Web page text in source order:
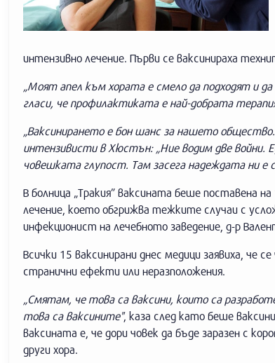
интензивно лечение. Първи се ваксинираха
„Моят апел към хората е смело да подходят и
гласи, че профилактиката е най-добрата
„Ваксинирането е бон шанс за нашето
интензивисти в Хюстън: „Ние водим две войни.
човешката глупост. Там засега надеждата ни е
В болница „Тракия” ваксината беше поставена
лечение, което обгрижва тежките случаи с
инфекционист на лечебното заведение, д-р
Всички 15 ваксинирани днес медици заявиха, че
странични ефекти или неразположения.
„Смятам, че това са ваксини, които са
това са ваксините", каза след като беше
ваксината е, че дори човек да бъде заразен с
други хора.